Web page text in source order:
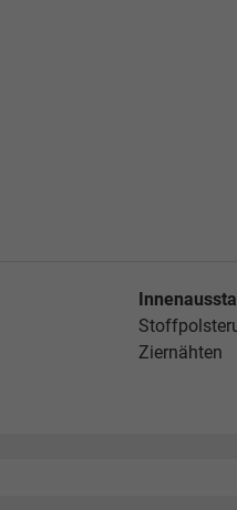
Ziernähten